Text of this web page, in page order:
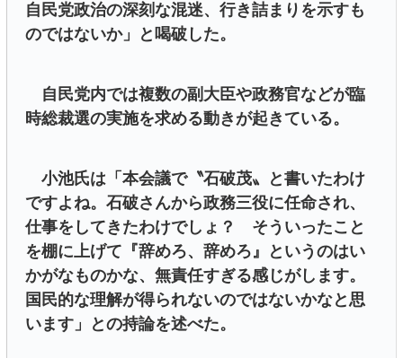
自民党政治の深刻な混迷、行き詰まりを示すも
のではないか」と喝破した。
自民党内では複数の副大臣や政務官などが臨
時総裁選の実施を求める動きが起きている。
小池氏は「本会議で〝石破茂〟と書いたわけ
ですよね。石破さんから政務三役に任命され、
仕事をしてきたわけでしょ？ そういったこと
を棚に上げて『辞めろ、辞めろ』というのはい
かがなものかな、無責任すぎる感じがします。
国民的な理解が得られないのではないかなと思
います」との持論を述べた。